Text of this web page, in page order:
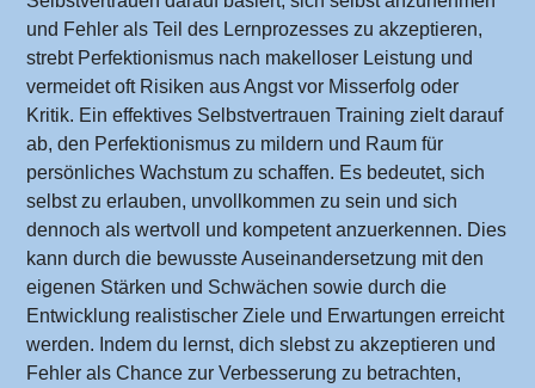
und Fehler als Teil des Lernprozesses zu akzeptieren,
strebt Perfektionismus nach makelloser Leistung und
vermeidet oft Risiken aus Angst vor Misserfolg oder
Kritik. Ein effektives Selbstvertrauen Training zielt darauf
ab, den Perfektionismus zu mildern und Raum für
persönliches Wachstum zu schaffen. Es bedeutet, sich
selbst zu erlauben, unvollkommen zu sein und sich
dennoch als wertvoll und kompetent anzuerkennen. Dies
kann durch die bewusste Auseinandersetzung mit den
eigenen Stärken und Schwächen sowie durch die
Entwicklung realistischer Ziele und Erwartungen erreicht
werden. Indem du lernst, dich slebst zu akzeptieren und
Fehler als Chance zur Verbesserung zu betrachten,